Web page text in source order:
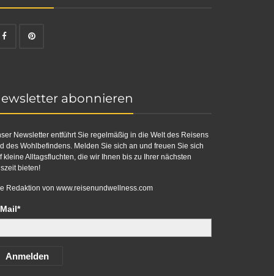
abonnieren
Newsletter entführt Sie regelmäßig in die Welt des Reisens
des Wohlbefindens. Melden Sie sich an und freuen Sie sich
kleine Alltagsfluchten, die wir Ihnen bis zu Ihrer nächsten
bieten!
Redaktion von www.reisenundwellness.com
Anmelden